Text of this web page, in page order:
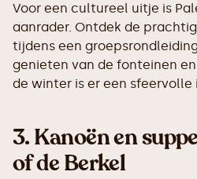
Voor een cultureel uitje is
aanrader. Ontdek de
tijdens een
genieten van de fonteinen
de winter is er een sfeervolle
3.Kanoën en
of de Berkel